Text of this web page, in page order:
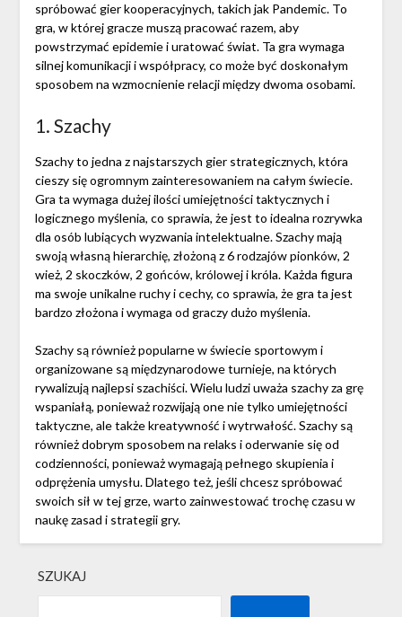
spróbować gier kooperacyjnych, takich jak Pandemic. To
gra, w której gracze muszą pracować razem, aby
powstrzymać epidemie i uratować świat. Ta gra wymaga
silnej komunikacji i współpracy, co może być doskonałym
sposobem na wzmocnienie relacji między dwoma osobami.
1. Szachy
Szachy to jedna z najstarszych gier strategicznych, która
cieszy się ogromnym zainteresowaniem na całym świecie.
Gra ta wymaga dużej ilości umiejętności taktycznych i
logicznego myślenia, co sprawia, że jest to idealna rozrywka
dla osób lubiących wyzwania intelektualne. Szachy mają
swoją własną hierarchię, złożoną z 6 rodzajów pionków, 2
wież, 2 skoczków, 2 gońców, królowej i króla. Każda figura
ma swoje unikalne ruchy i cechy, co sprawia, że gra ta jest
bardzo złożona i wymaga od graczy dużo myślenia.
Szachy są również popularne w świecie sportowym i
organizowane są międzynarodowe turnieje, na których
rywalizują najlepsi szachiści. Wielu ludzi uważa szachy za grę
wspaniałą, ponieważ rozwijają one nie tylko umiejętności
taktyczne, ale także kreatywność i wytrwałość. Szachy są
również dobrym sposobem na relaks i oderwanie się od
codzienności, ponieważ wymagają pełnego skupienia i
odprężenia umysłu. Dlatego też, jeśli chcesz spróbować
swoich sił w tej grze, warto zainwestować trochę czasu w
naukę zasad i strategii gry.
SZUKAJ